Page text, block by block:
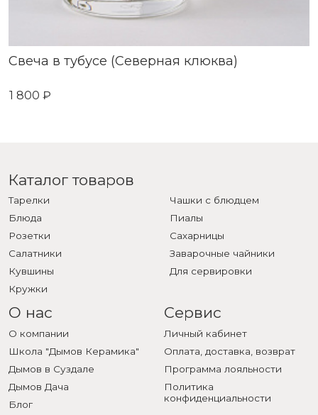
Свеча в тубусе (Северная клюква)
1 800 ₽
Каталог товаров
Тарелки
Блюда
Розетки
Салатники
Кувшины
Кружки
Чашки с блюдцем
Пиалы
Сахарницы
Заварочные чайники
Для сервировки
О нас
О компании
Школа "Дымов Керамика"
Дымов в Суздале
Дымов Дача
Блог
Сервис
Личный кабинет
Оплата, доставка, возврат
Программа лояльности
Политика
конфиденциальности